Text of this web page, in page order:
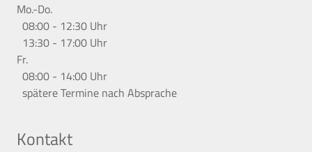
Mo.-Do.
08:00 - 12:30 Uhr
13:30 - 17:00 Uhr
Fr.
08:00 - 14:00 Uhr
spätere Termine nach Absprache
Kontakt